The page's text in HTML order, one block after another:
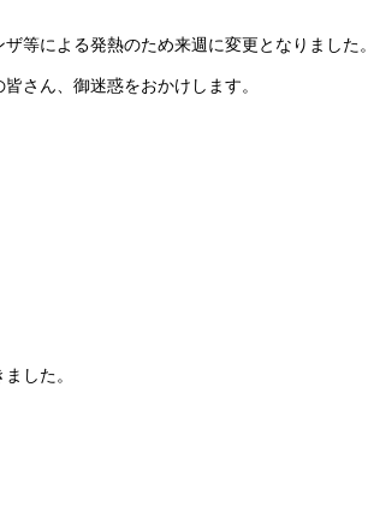
等による発熱のため来週に変更となりました。
さん、御迷惑をおかけします。
した。